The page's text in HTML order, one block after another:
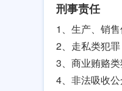
刑事责任
1、生产、销
2、走私类犯罪
3、商业贿赂类
4、非法吸收公